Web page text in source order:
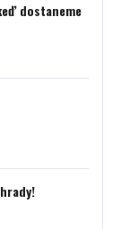
dostaneme